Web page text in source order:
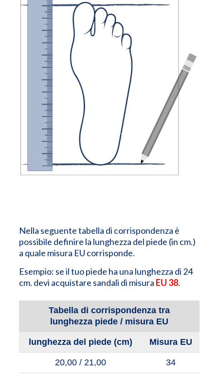
Nella seguente tabella di corrispondenza è
possibile definire la lunghezza del piede (in cm.)
a quale misura EU corrisponde.
Esempio: se il tuo piede ha una lunghezza di 24
cm. devi acquistare sandali di misura EU 38.
Tabella di corrispondenza tra
lunghezza piede / misura EU
lunghezza del piede (cm) Misura EU
20,00 / 21,00 34